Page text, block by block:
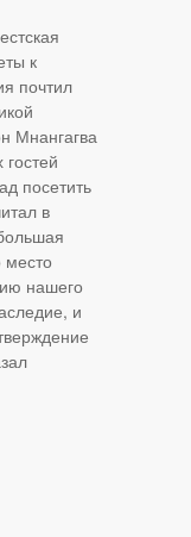
к
почтил
Мнангагва
посетить
в
место
нашего
и